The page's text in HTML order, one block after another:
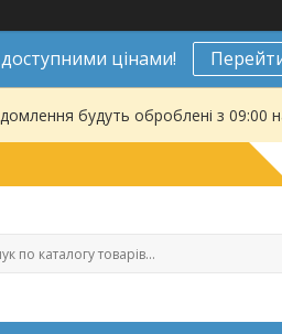
доступними цінами!
будуть оброблені з